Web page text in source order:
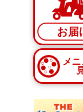
お届
メ